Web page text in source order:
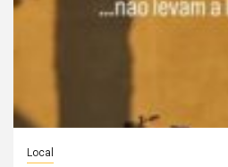
Local